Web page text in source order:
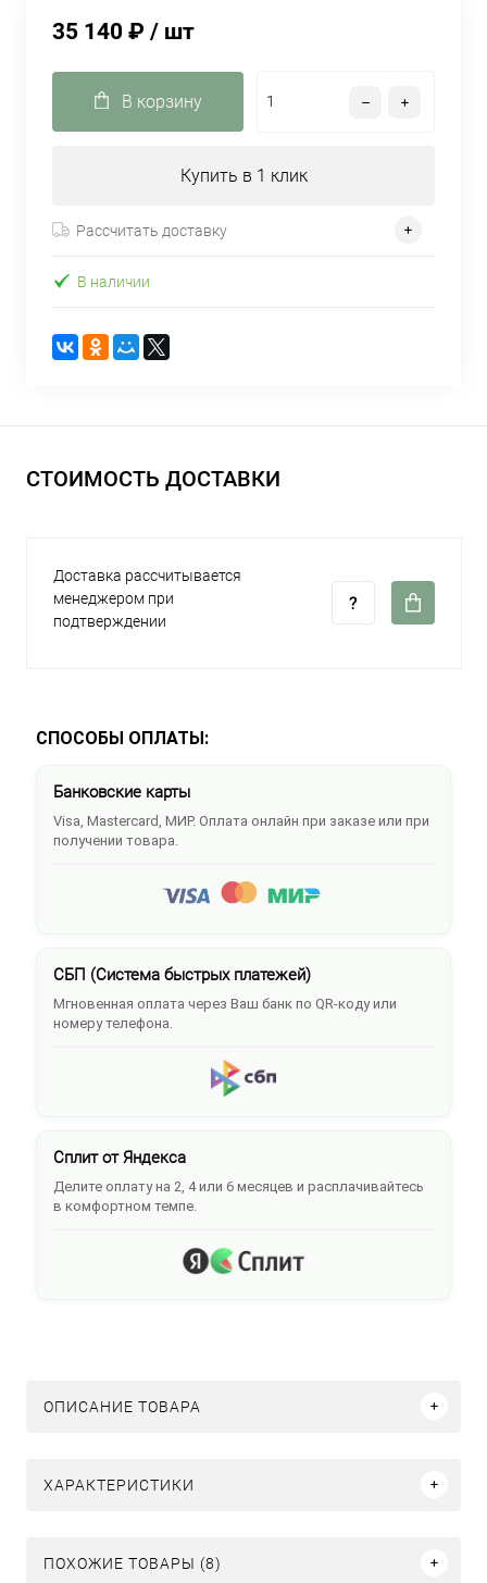
35 140 ₽ / шт
В корзину
Купить в 1 клик
Рассчитать доставку
В наличии
СТОИМОСТЬ ДОСТАВКИ
Доставка рассчитывается
менеджером при
подтверждении
СПОСОБЫ ОПЛАТЫ:
Банковские карты
Visa, Mastercard, МИР. Оплата онлайн при заказе или при
получении товара.
СБП (Система быстрых платежей)
Мгновенная оплата через Ваш банк по QR-коду или
номеру телефона.
Сплит от Яндекса
Делите оплату на 2, 4 или 6 месяцев и расплачивайтесь
в комфортном темпе.
ОПИСАНИЕ ТОВАРА
ХАРАКТЕРИСТИКИ
ПОХОЖИЕ ТОВАРЫ (8)